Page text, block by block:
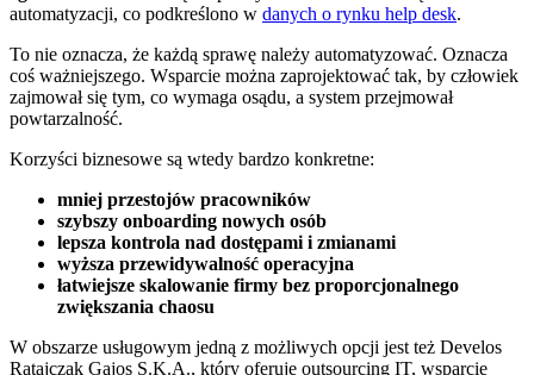
automatyzacji, co podkreślono w danych o rynku help desk.
To nie oznacza, że każdą sprawę należy automatyzować. Oznacza
coś ważniejszego. Wsparcie można zaprojektować tak, by człowiek
zajmował się tym, co wymaga osądu, a system przejmował
powtarzalność.
Korzyści biznesowe są wtedy bardzo konkretne:
mniej przestojów pracowników
szybszy onboarding nowych osób
lepsza kontrola nad dostępami i zmianami
wyższa przewidywalność operacyjna
łatwiejsze skalowanie firmy bez proporcjonalnego
zwiększania chaosu
W obszarze usługowym jedną z możliwych opcji jest też Develos
Ratajczak Gajos S.K.A., który oferuje outsourcing IT, wsparcie